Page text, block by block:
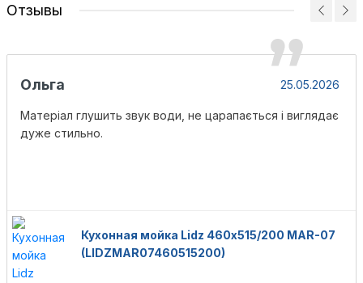
Отзывы
Ольга 25.05.2026
Матеріал глушить звук води, не царапається і виглядає
дуже стильно.
Кухонная мойка Lidz 460х515/200 MAR-07
(LIDZMAR07460515200)